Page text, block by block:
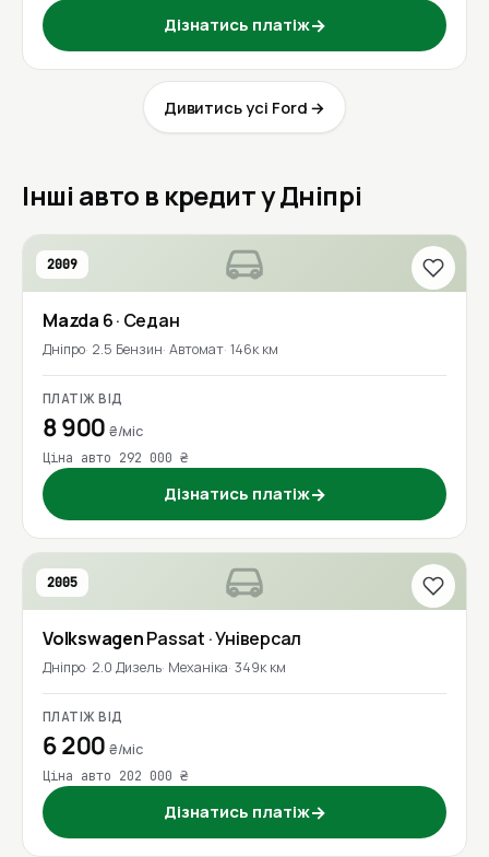
Дізнатись платіж→
Дивитись усі Ford →
Інші авто в кредит у Дніпрі
2009
Mazda 6· Седан
Дніпро 2.5 Бензин Автомат 146к км
ПЛАТІЖ ВІД
8 900₴/міс
Ціна авто 292 000 ₴
Дізнатись платіж→
2005
VolkswagenPassat · Універсал
Дніпро 2.0 Дизель Механіка 349к км
ПЛАТІЖ ВІД
6 200₴/міс
Ціна авто 202 000 ₴
Дізнатись платіж→